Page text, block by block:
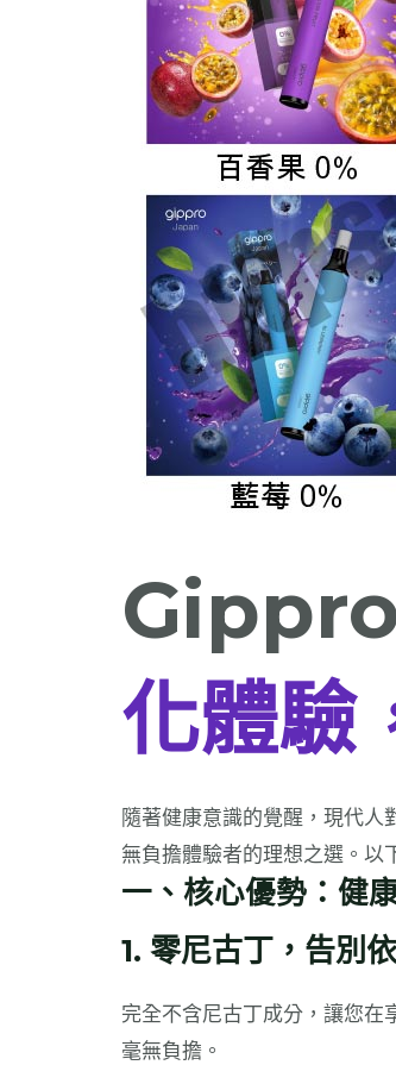
Gippro
化體驗
隨著健康意識的覺醒，現代人
無負擔體驗者的理想之選。以
一、核心優勢：健
1. 零尼古丁，告別
完全不含尼古丁成分，讓您在
毫無負擔。